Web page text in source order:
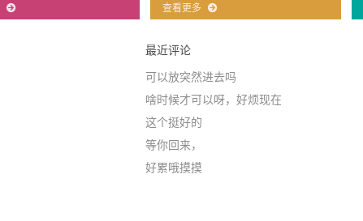
查看更多
最近评论
可以放突然进去吗
啥时候才可以呀，好烦现在
这个挺好的
等你回来，
好累哦摸摸